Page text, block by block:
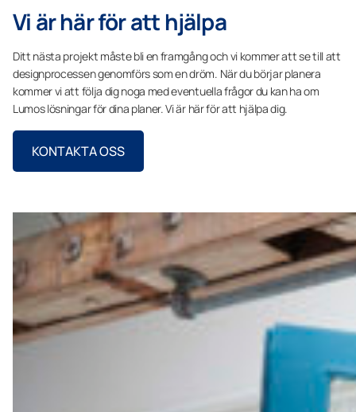
Vi är här för att hjälpa
Ditt nästa projekt måste bli en framgång och vi kommer att se till att
designprocessen genomförs som en dröm. När du börjar planera
kommer vi att följa dig noga med eventuella frågor du kan ha om
Lumos lösningar för dina planer. Vi är här för att hjälpa dig.
KONTAKTA OSS